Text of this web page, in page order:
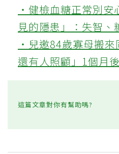
‧健檢血糖正常別安
見的隱患」：失智、
‧兒邀84歲寡母搬來
還有人照顧」1個月
這篇文章對你有幫助嗎?